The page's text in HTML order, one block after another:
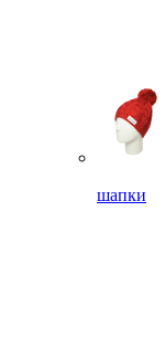
шапки